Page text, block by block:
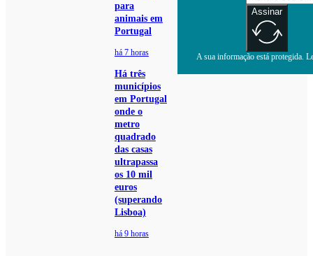
para
animais em
Portugal
há 7 horas
Há três
municípios
em Portugal
onde o
metro
quadrado
das casas
ultrapassa
os 10 mil
euros
(superando
Lisboa)
há 9 horas
Assinar
A sua informação está protegida.